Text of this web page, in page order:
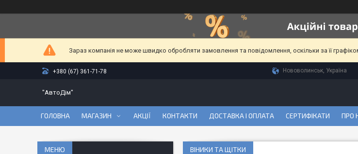
Зараз компанія не може швидко обробляти замовлення та повідомлення, оскільки за її
+380 (67) 361-71-78 Нововолинськ, Україна
"АвтоДім"
ГОЛОВНА МАГАЗИН АКЦІЇ КОНТАКТИ ДОСТАВКА І ОПЛАТА СЕРТИФІКАТИ ПРО
ВІНИКИ ТА ЩІТКИ